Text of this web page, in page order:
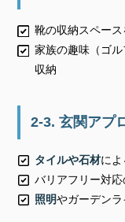
靴の収納スペース
家族の趣味（ゴ
収納
2-3. 玄関アプ
タイルや石材によ
バリアフリー対応
照明やガーデン